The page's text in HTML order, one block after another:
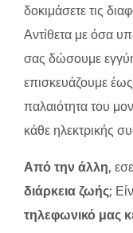
δοκιμάσετε τις
Αντίθετα με όσα
σας δώσουμε
επισκευάζουμε
παλαιότητα του
κάθε ηλεκτρικής
Από την άλλη,
διάρκεια ζωής;
τηλεφωνικό μας